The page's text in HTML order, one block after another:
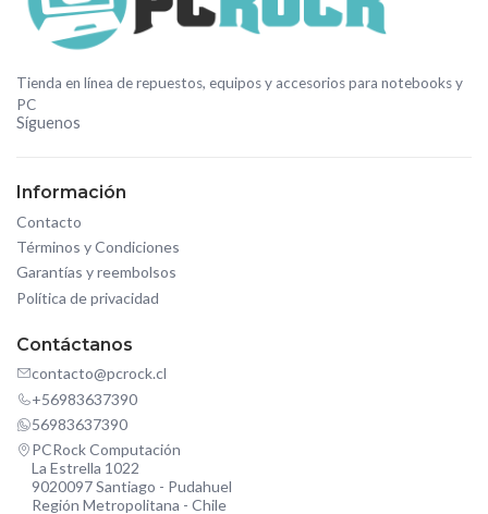
Tienda en línea de repuestos, equipos y accesorios para notebooks y
PC
Síguenos
Información
Contacto
Términos y Condiciones
Garantías y reembolsos
Política de privacidad
Contáctanos
contacto@pcrock.cl
+56983637390
56983637390
PCRock Computación
La Estrella 1022
9020097 Santiago - Pudahuel
Región Metropolitana - Chile